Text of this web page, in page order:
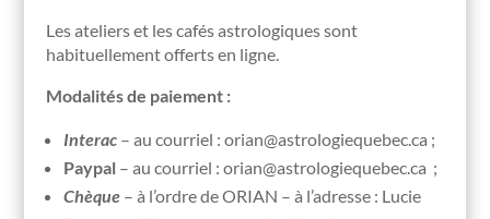
Les ateliers et les cafés astrologiques sont
habituellement offerts en ligne.
Modalités de paiement :
Interac – au courriel : orian@astrologiequebec.ca ;
Paypal – au courriel : orian@astrologiequebec.ca ;
Chèque – à l’ordre de ORIAN – à l’adresse : Lucie